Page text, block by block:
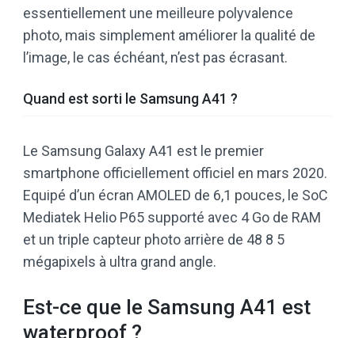
essentiellement une meilleure polyvalence
photo, mais simplement améliorer la qualité de
l’image, le cas échéant, n’est pas écrasant.
Quand est sorti le Samsung A41 ?
Le Samsung Galaxy A41 est le premier
smartphone officiellement officiel en mars 2020.
Equipé d’un écran AMOLED de 6,1 pouces, le SoC
Mediatek Helio P65 supporté avec 4 Go de RAM
et un triple capteur photo arrière de 48 8 5
mégapixels à ultra grand angle.
Est-ce que le Samsung A41 est
waterproof ?